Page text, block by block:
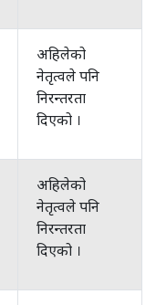
अहिलेको
नेतृत्वले पनि
निरन्तरता
दिएको ।
अहिलेको
नेतृत्वले पनि
निरन्तरता
दिएको ।